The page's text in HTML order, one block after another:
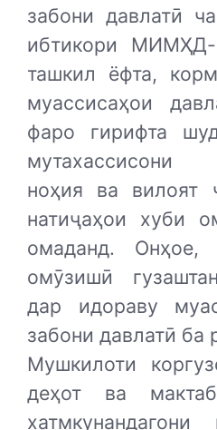
забони давлатӣ
ибтикори
ташкил ёфта,
муассисаҳои
фаро гирифта
мутахассисони
ноҳия ва вилоят
натиҷаҳои хуби
омаданд. Онҳое,
омӯзишӣ
дар идораву
забони давлатӣ ба
Мушкилоти
деҳот ва